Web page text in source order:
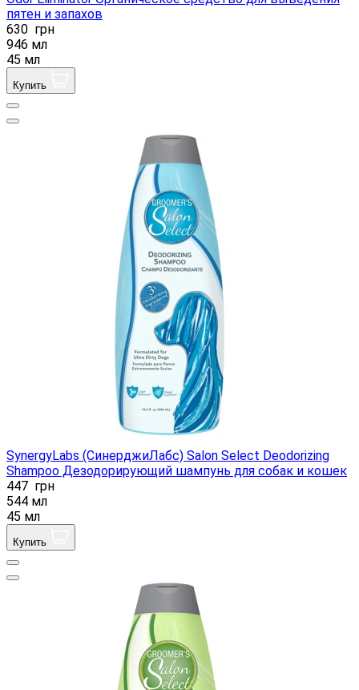
пятен и запахов
630 грн
946 мл
45 мл
Купить
SynergyLabs (СинерджиЛабс) Salon Select Deodorizing
Shampoo Дезодорирующий шампунь для собак и кошек
447 грн
544 мл
45 мл
Купить